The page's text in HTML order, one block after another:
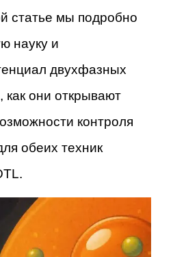
статье мы подробно
науку и
двухфазных
как они открывают
контроля
обеих техник